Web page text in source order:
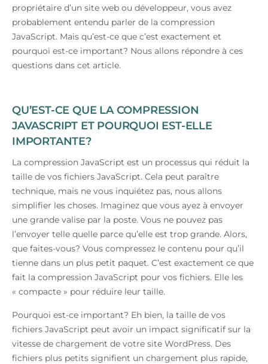
propriétaire d’un site web ou développeur, vous avez
probablement entendu parler de la compression
JavaScript. Mais qu’est-ce que c’est exactement et
pourquoi est-ce important? Nous allons répondre à ces
questions dans cet article.
QU’EST-CE QUE LA COMPRESSION
JAVASCRIPT ET POURQUOI EST-ELLE
IMPORTANTE?
La compression JavaScript est un processus qui réduit la
taille de vos fichiers JavaScript. Cela peut paraître
technique, mais ne vous inquiétez pas, nous allons
simplifier les choses. Imaginez que vous ayez à envoyer
une grande valise par la poste. Vous ne pouvez pas
l’envoyer telle quelle parce qu’elle est trop grande. Alors,
que faites-vous? Vous compressez le contenu pour qu’il
tienne dans un plus petit paquet. C’est exactement ce que
fait la compression JavaScript pour vos fichiers. Elle les
« compacte » pour réduire leur taille.
Pourquoi est-ce important? Eh bien, la taille de vos
fichiers JavaScript peut avoir un impact significatif sur la
vitesse de chargement de votre site WordPress. Des
fichiers plus petits signifient un chargement plus rapide,